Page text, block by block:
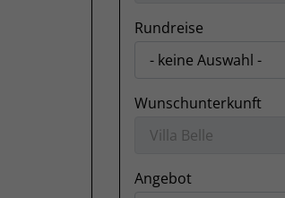
Rundreise
Wunschunterkunft
Angebot